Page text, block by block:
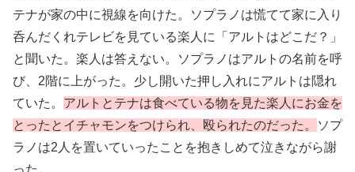
テナが家の中に視線を向けた。ソプラノは慌てて家に入り
呑んだくれテレビを見ている楽人に「アルトはどこだ？」
と聞いた。楽人は答えない。ソプラノはアルトの名前を呼
び、2階に上がった。少し開いた押し入れにアルトは隠れ
ていた。 アルトとテナは食べている物を見た楽人にお金を
とったとイチャモンをつけられ、殴られたのだった。
ソプ
ラノは2人を置いていったことを抱きしめて泣きながら謝
った。